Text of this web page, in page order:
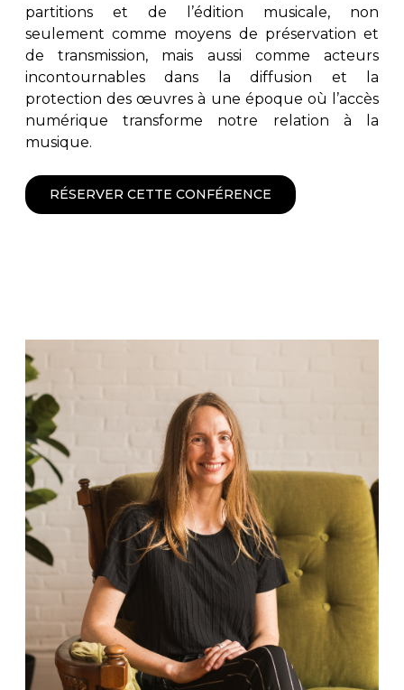
partitions et de l’édition musicale, non
seulement comme moyens de préservation et
de transmission, mais aussi comme acteurs
incontournables dans la diffusion et la
protection des œuvres à une époque où l’accès
numérique transforme notre relation à la
musique.
RÉSERVER CETTE CONFÉRENCE